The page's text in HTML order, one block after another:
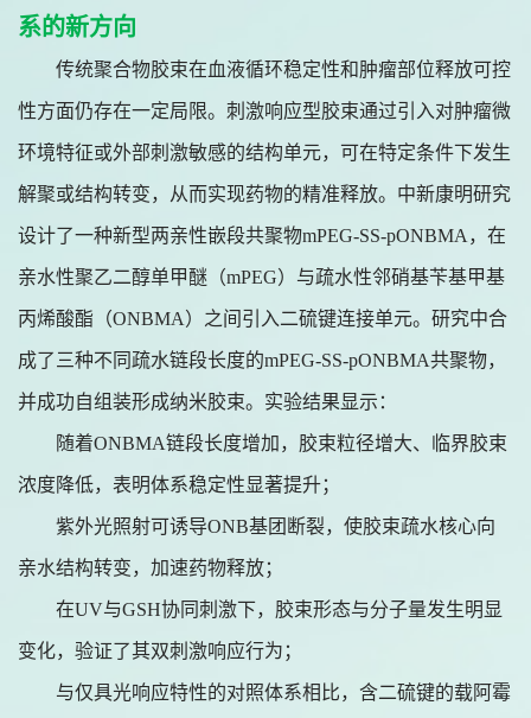
系的新方向
传统聚合物胶束在血液循环稳定性和肿瘤部位释放可控
性方面仍存在一定局限。刺激响应型胶束通过引入对肿瘤微
环境特征或外部刺激敏感的结构单元，可在特定条件下发生
解聚或结构转变，从而实现药物的精准释放。 中新康明研究
设计了一种新型两亲性嵌段共聚物mPEG-SS-pONBMA，在
亲水性聚乙二醇单甲醚（mPEG）与疏水性邻硝基苄基甲基
丙烯酸酯（ONBMA）之间引入二硫键连接单元。研究中合
成了三种不同疏水链段长度的mPEG-SS-pONBMA共聚物，
并成功自组装形成纳米胶束。实验结果显示：
随着ONBMA链段长度增加，胶束粒径增大、临界胶束
浓度降低，表明体系稳定性显著提升；
紫外光照射可诱导ONB基团断裂，使胶束疏水核心向
亲水结构转变，加速药物释放；
在UV与GSH协同刺激下，胶束形态与分子量发生明显
变化，验证了其双刺激响应行为；
与仅具光响应特性的对照体系相比，含二硫键的载阿霉